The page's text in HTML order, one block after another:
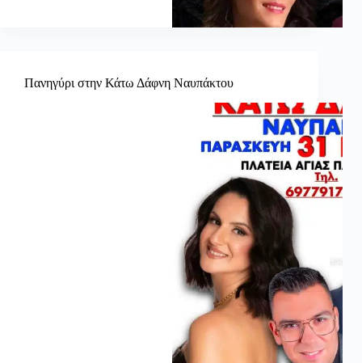
Πανηγύρι στην Κάτω Δάφνη Ναυπάκτου